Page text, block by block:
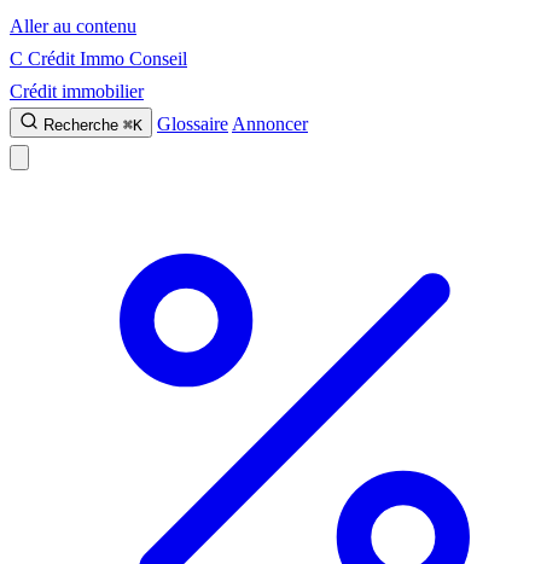
Aller au contenu
C Crédit Immo Conseil
Crédit immobilier
Recherche ⌘K Glossaire Annoncer